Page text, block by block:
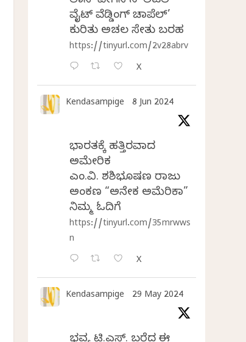
ವೈಟ್ ವೆಡ್ಡಿಂಗ್ ಚಾಪೆಲ್’
ಕುರಿತು ಅಚಲ ಸೇತು ಬರಹ
https://tinyurl.com/2v28abrv
X
Kendasampige 8 Jun 2024
ಭಾರತಕ್ಕೆ ಹತ್ತಿರವಾದ
ಅಮೇರಿಕ
ಎಂ.ವಿ. ಶಶಿಭೂಷಣ ರಾಜು
ಅಂಕಣ “ಅನೇಕ ಅಮೆರಿಕಾ”
ನಿಮ್ಮ ಓದಿಗೆ
https://tinyurl.com/35mrwws
n
X
Kendasampige 29 May 2024